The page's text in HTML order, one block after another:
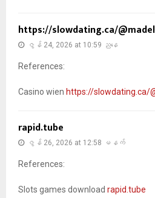
https://slowdating.ca/
ဇွန် 24, 2026 at 10:59 ညနေ
References:
Casino wien https://slowdating.ca/
rapid.tube
ဇွန် 26, 2026 at 12:58 မနက်
References:
Slots games download rapid.tube